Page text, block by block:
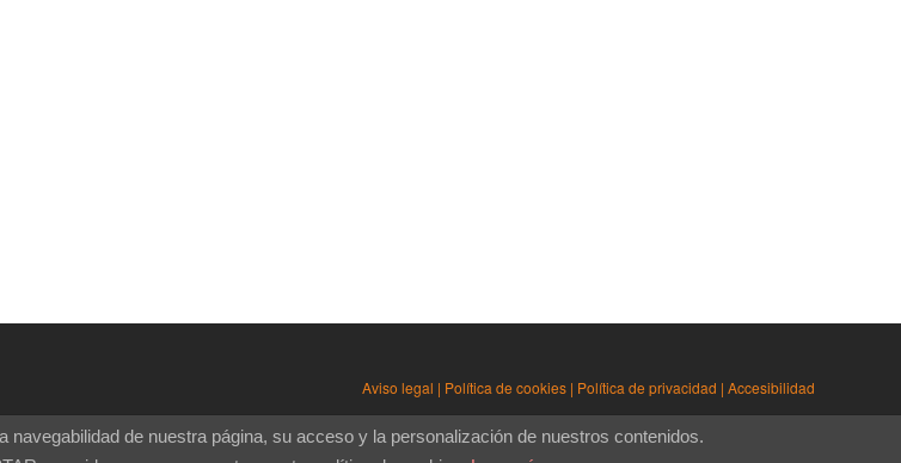
Aviso legal | Política de cookies | Política de privacidad | Accesibilidad
un proyecto de
de nuestra página, su acceso y la personalización de nuestros contenidos.